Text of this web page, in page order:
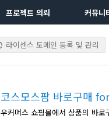
프로젝트 의뢰 커뮤니
라이센스 도메인 등록 및 관리
코스모스팜 바로구매
우커머스 쇼핑몰에서 상품의 바